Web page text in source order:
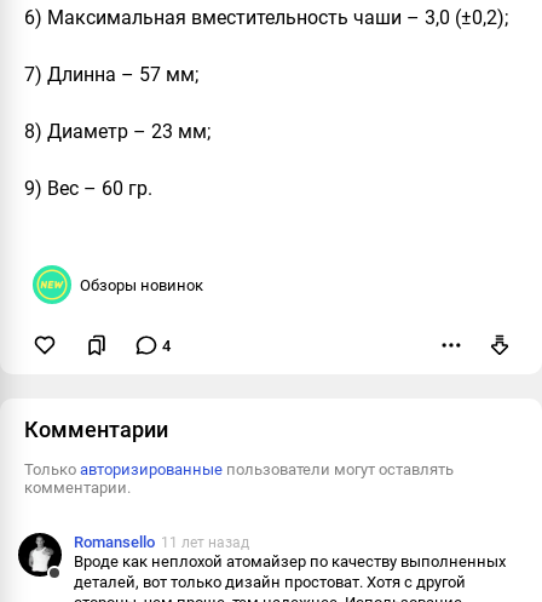
6) Максимальная вместительность чаши – 3,0 (±0,2);
7) Длинна – 57 мм;
8) Диаметр – 23 мм;
9) Вес – 60 гр.
Обзоры новинок
4
Комментарии
Только авторизированные пользователи могут оставлять
комментарии.
Romansello 11 лет назад
Вроде как неплохой атомайзер по качеству выполненных
деталей, вот только дизайн простоват. Хотя с другой
Ответить